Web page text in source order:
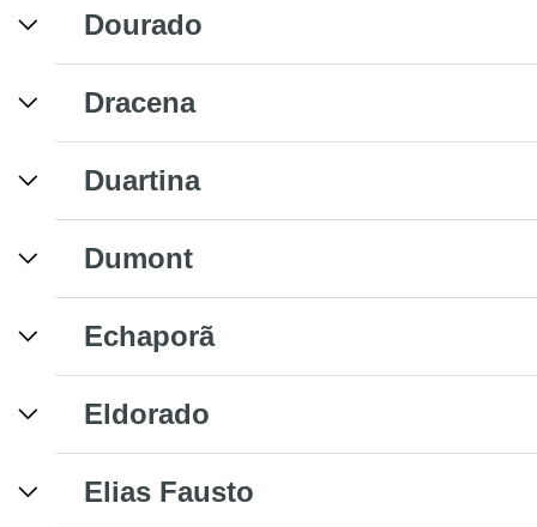
Dourado
Dracena
Duartina
Dumont
Echaporã
Eldorado
Elias Fausto